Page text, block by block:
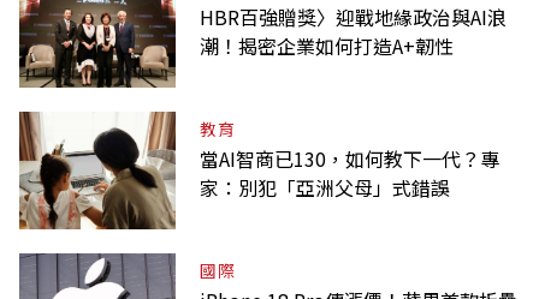
HBR百強贈獎〉迎戰地緣政治與AI浪
潮！揭密企業如何打造A+韌性
教育
當AI智商已130，如何教下一代？專
家：別犯「亞洲父母」式錯誤
國際